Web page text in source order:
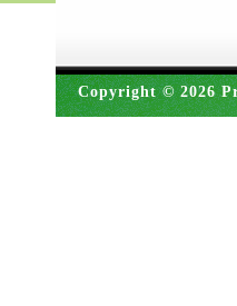
Copyright © 2026